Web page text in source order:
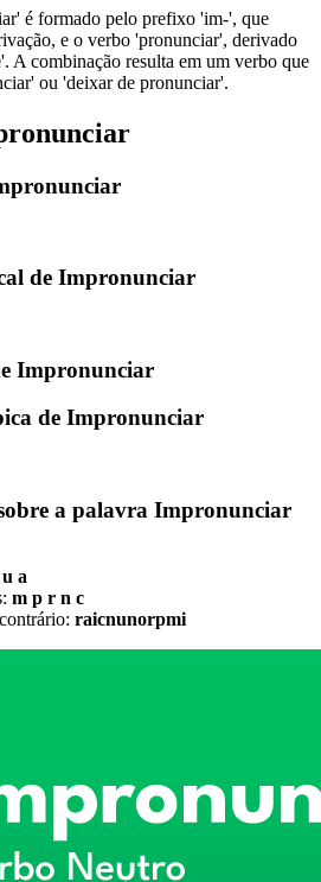
é formado pelo prefixo 'im-', que
e o verbo 'pronunciar', derivado
A combinação resulta em um verbo que
ou 'deixar de pronunciar'.
de Impronunciar
Impronunciar
de Impronunciar
a palavra Impronunciar
a
m p r n c
raicnunorpmi